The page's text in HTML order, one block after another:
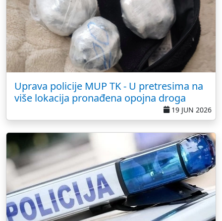
Uprava policije MUP TK - U pretresima na
više lokacija pronađena opojna droga
19 JUN 2026